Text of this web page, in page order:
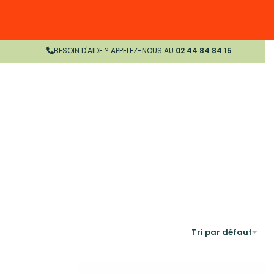
BESOIN D'AIDE ? APPELEZ-NOUS AU 02 44 84 84 15
Tri par défaut